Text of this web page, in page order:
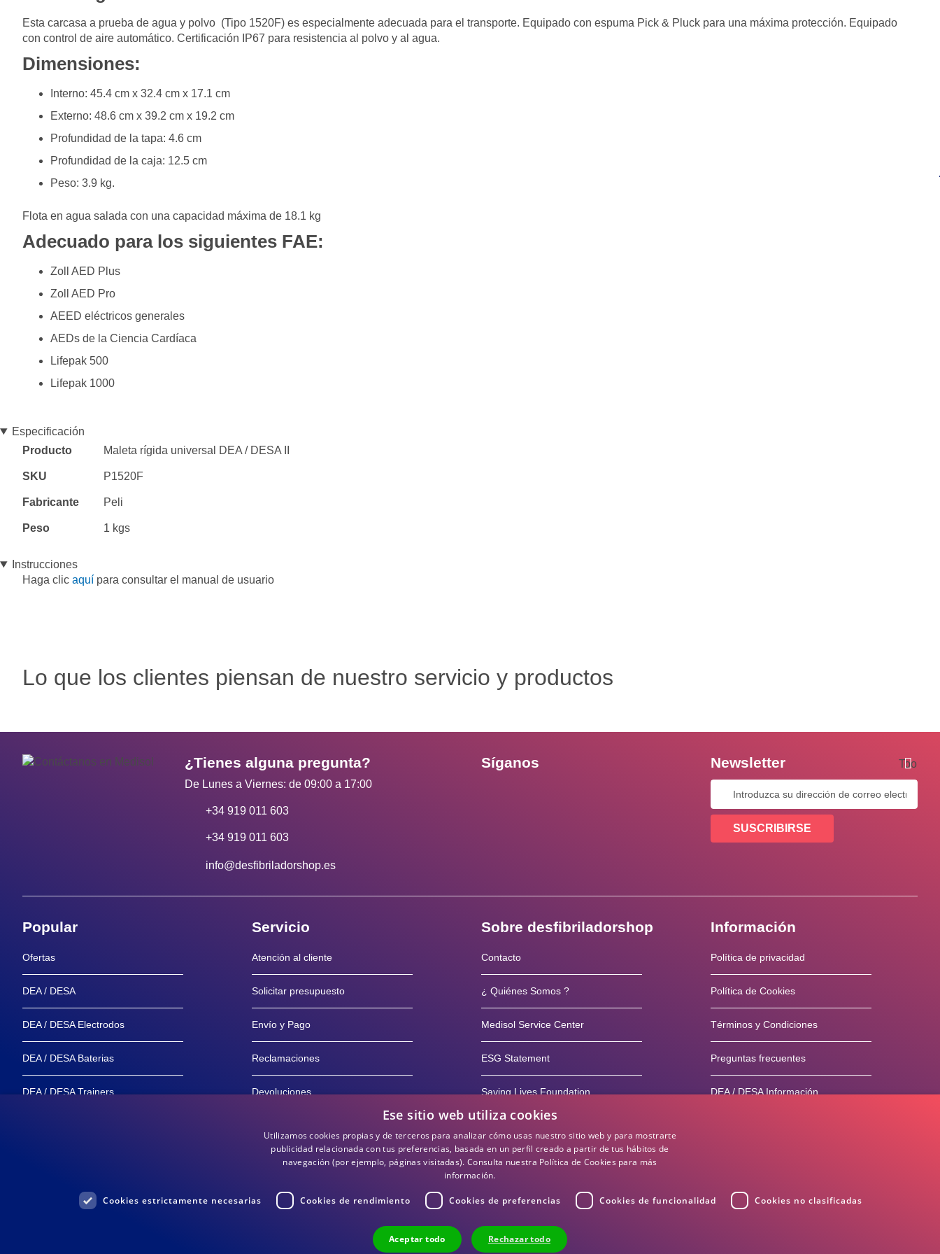
Esta carcasa a prueba de agua y polvo (Tipo 1520F) es especialmente adecuada para el transporte. Equipado con espuma Pick & Pluck para una máxima protección. Equipado
con control de aire automático. Certificación IP67 para resistencia al polvo y al agua.
Dimensiones:
Interno: 45.4 cm x 32.4 cm x 17.1 cm
Externo: 48.6 cm x 39.2 cm x 19.2 cm
Profundidad de la tapa: 4.6 cm
Profundidad de la caja: 12.5 cm
Peso: 3.9 kg.
Flota en agua salada con una capacidad máxima de 18.1 kg
Adecuado para los siguientes FAE:
Zoll AED Plus
Zoll AED Pro
AEED eléctricos generales
AEDs de la Ciencia Cardíaca
Lifepak 500
Lifepak 1000
Especificación
Especificación
Producto Maleta rígida universal DEA / DESA II
SKU P1520F
Fabricante Peli
Peso 1 kgs
Instrucciones
Haga clic aquí para consultar el manual de usuario
Lo que los clientes piensan de nuestro servicio y productos
¿Tienes alguna pregunta?
De Lunes a Viernes: de 09:00 a 17:00
+34 919 011 603
+34 919 011 603
info@desfibriladorshop.es
Síganos Newsletter Tooltip
SUSCRIBIRSE
Popular
Ofertas
DEA / DESA
DEA / DESA Electrodos
DEA / DESA Baterias
DEA / DESA Trainers
Servicio
Atención al cliente
Solicitar presupuesto
Envío y Pago
Reclamaciones
Devoluciones
Garantía de 10 años
Sobre desfibriladorshop
Contacto
¿ Quiénes Somos ?
Medisol Service Center
ESG Statement
Saving Lives Foundation
Información
Política de privacidad
Política de Cookies
Términos y Condiciones
Preguntas frecuentes
DEA / DESA Información
Ese sitio web utiliza cookies
Utilizamos cookies propias y de terceros para analizar cómo usas nuestro sitio web y para mostrarte
publicidad relacionada con tus preferencias, basada en un perfil creado a partir de tus hábitos de
navegación (por ejemplo, páginas visitadas). Consulta nuestra Política de Cookies para más
información.
Cookies estrictamente necesarias Cookies de rendimiento Cookies de preferencias Cookies de funcionalidad Cookies no clasificadas
Aceptar todo Rechazar todo